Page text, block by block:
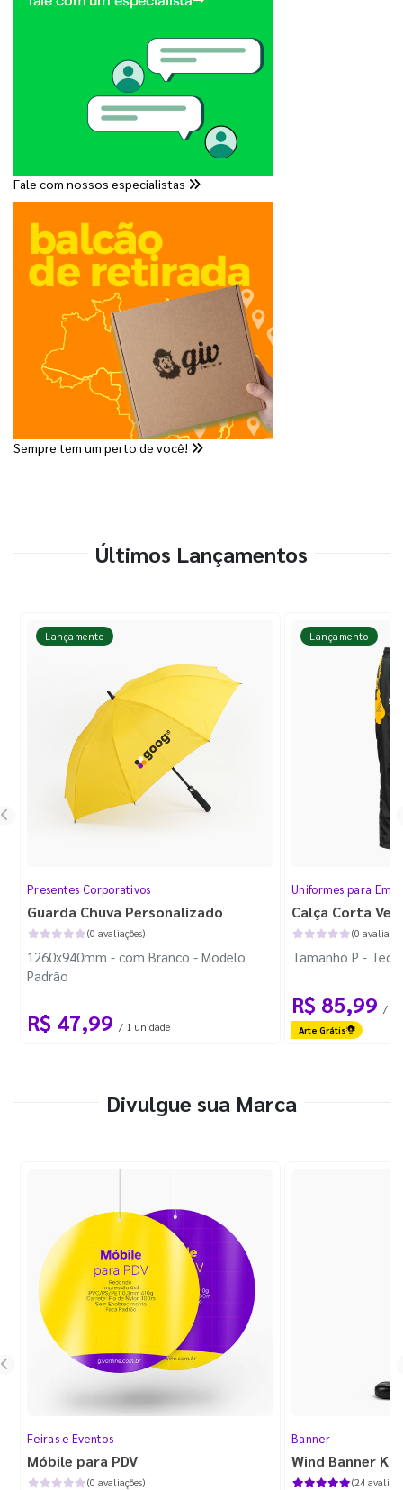
Fale com nossos especialistas
Sempre tem um perto de você!
Últimos Lançamentos
Lançamento
Presentes Corporativos
Guarda Chuva Personalizado
(0 avaliações)
1260x940mm - com Branco - Modelo
Padrão
R$ 47,99 / 1 unidade
Lançamento
Uniformes para
Calça Corta
(0
Tamanho P -
R$ 85,99 / 1
Arte Grátis
Divulgue sua Marca
Feiras e Eventos
Móbile para PDV
(0 avaliações)
Banner
Wind Banner
(24